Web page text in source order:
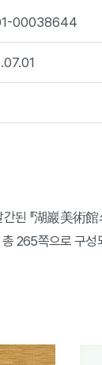
00038644
된 『湖巖美術
265쪽으로 구성